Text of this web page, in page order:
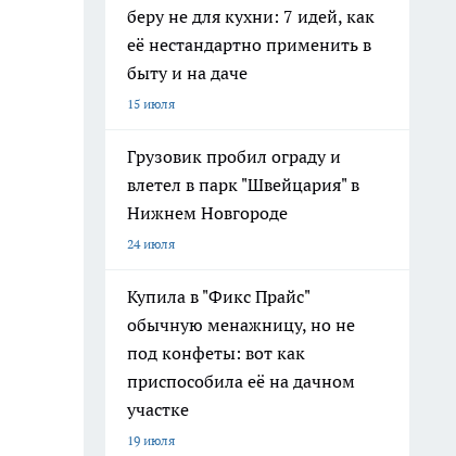
беру не для кухни: 7 идей, как
её нестандартно применить в
быту и на даче
15 июля
Грузовик пробил ограду и
влетел в парк "Швейцария" в
Нижнем Новгороде
24 июля
Купила в "Фикс Прайс"
обычную менажницу, но не
под конфеты: вот как
приспособила её на дачном
участке
19 июля